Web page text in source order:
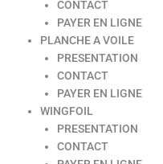
CONTACT
PAYER EN LIGNE
PLANCHE A VOILE
PRESENTATION
CONTACT
PAYER EN LIGNE
WINGFOIL
PRESENTATION
CONTACT